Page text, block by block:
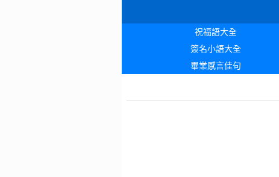
祝福語大全
簽名小語大全
畢業感言佳句